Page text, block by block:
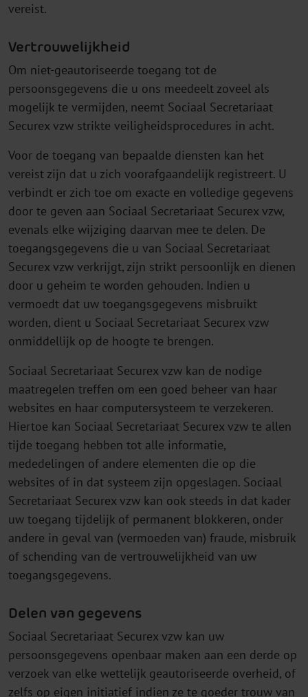
vereist.
Vertrouwelijkheid
Om niet-geautoriseerde toegang tot de
persoonsgegevens die u ons meedeelt zoveel als
mogelijk te vermijden, neemt Sociaal Secretariaat
Securex vzw strikte veiligheidsprocedures in acht.
Voor de toegang van bepaalde diensten kan het
vereist zijn dat u zich voorafgaandelijk registreert. U
verbindt er zich toe om exacte en volledige gegevens
door te geven aan Sociaal Secretariaat Securex vzw,
evenals elke wijziging daarvan mee te delen. De
toegangsgegevens die u van Sociaal Secretariaat
Securex vzw verkrijgt, zijn strikt persoonlijk en dienen
door u geheim te worden gehouden. Indien u
vermoedt dat uw toegangsgegevens misbruikt
worden, dient u Sociaal Secretariaat Securex vzw
onmiddellijk op de hoogte te brengen.
Sociaal Secretariaat Securex vzw kan de nodige
maatregelen treffen om een goed beheer van haar
websites en haar computersysteem te verzekeren.
Hiertoe kan Sociaal Secretariaat Securex vzw te allen
tijde toegang hebben tot alle informatie,
mededelingen of andere elementen die op die
websites of in dat systeem zijn opgeslagen. Sociaal
Secretariaat Securex vzw kan ook steeds in dat kader
uw toegang tijdelijk of permanent blokkeren, onder
andere in geval van (vermoeden van) fraude, misbruik
of schending van de vertrouwelijkheid van uw
toegangsgegevens.
Delen van gegevens
Sociaal Secretariaat Securex vzw kan uw
persoonsgegevens openbaar maken aan een derde op
verzoek van elke wettelijk geautoriseerde overheid, of
zelfs op eigen initiatief indien ze te goeder trouw van